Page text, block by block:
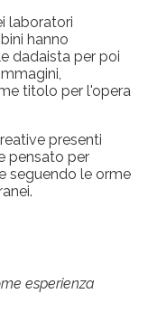
laboratori
hanno
dadaista per poi
titolo per l'opera
presenti
pensato per
seguendo le orme
esperienza